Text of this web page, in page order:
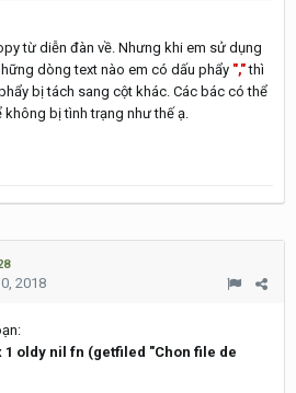
từ diễn đàn về. Nhưng khi em sử dụng
dòng text nào em có dấu phẩy ","thì
bị tách sang cột khác. Các bác có thể
bị tình trạng như thế ạ.
2018
oldy nil fn (getfiled "Chon file de